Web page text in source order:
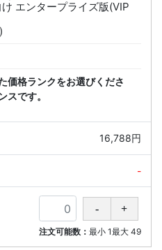
エンタープライズ版(VIP
価格ランクをお選びくださ
スです。
16,788円
-
注文可能数： 最小 1最大 49